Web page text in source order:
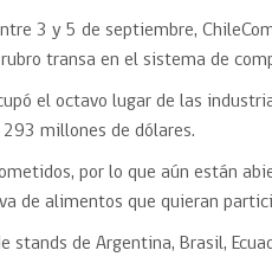
3 y 5 de septiembre,
transa en el sistema de
el octavo lugar de las
millones de dólares.
por lo que aún están
de alimentos que quieran
de Argentina, Brasil,